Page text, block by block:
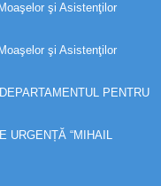
şi Asistenţilor
şi Asistenţilor
PENTRU
URGENȚĂ “MIHAIL